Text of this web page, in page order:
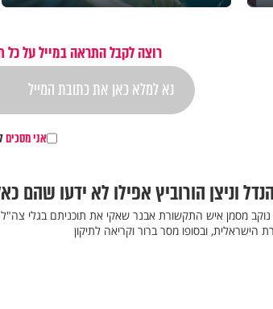
רוצה לקבל התראה במייל על כל
אני מסכים
וניצן הורוביץ אפילו לא ידעו שהם
מסמן איש התקשורת אבנר שאקי את תוכניתם בגלי צה"ל
הישראלית, ובסופו מסר ברור וקריאה לתיקון